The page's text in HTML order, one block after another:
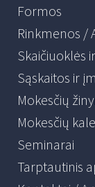
Formos
Rinkmenos /
Skaičiuoklės
Sąskaitos ir
Mokesčių
Mokesčių
Seminarai
Tarptautinis